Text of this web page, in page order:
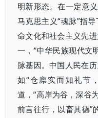
明新形态。在一定意
马克思主义“魂脉”指
命文化和社会主义先
一，“中华民族现代文
脉基因。中国人民在
如“仓廪实而知礼节
道，“高岸为谷，深谷
前言往行，以畜其德”